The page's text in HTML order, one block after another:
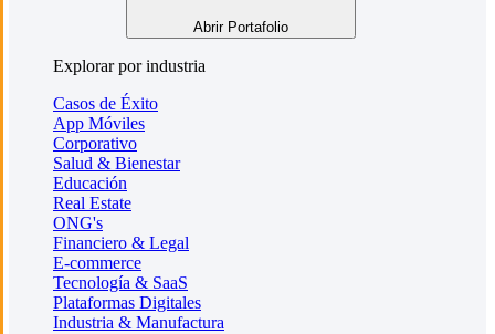
Abrir Portafolio
Explorar por industria
Casos de Éxito
App Móviles
Corporativo
Salud & Bienestar
Educación
Real Estate
ONG's
Financiero & Legal
E-commerce
Tecnología & SaaS
Plataformas Digitales
Industria & Manufactura